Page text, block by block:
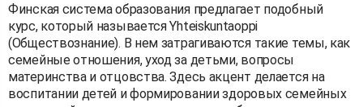
Финская система образования предлагает подобный
курс, который называется Yhteiskuntaoppi
(Обществознание). В нем затрагиваются такие темы, как
семейные отношения, уход за детьми, вопросы
материнства и отцовства. Здесь акцент делается на
воспитании детей и формировании здоровых семейных